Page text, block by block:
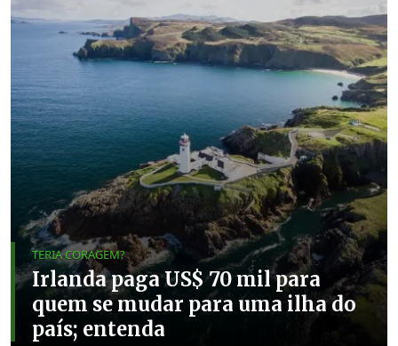
TERIA CORAGEM?
Irlanda paga US$ 70 mil para
quem se mudar para uma ilha do
país; entenda